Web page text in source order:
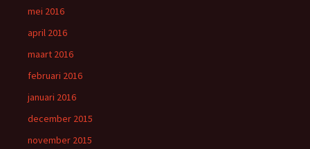
mei 2016
april 2016
maart 2016
februari 2016
januari 2016
december 2015
november 2015